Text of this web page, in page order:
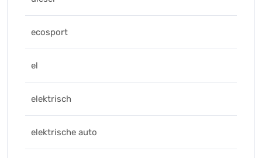
ecosport
el
elektrisch
elektrische auto